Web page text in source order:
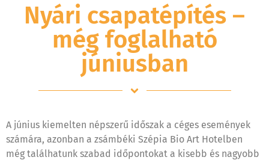
Nyári csapatépítés –
még foglalható
júniusban
A június kiemelten népszerű időszak a céges események
számára, azonban a zsámbéki Szépia Bio Art Hotelben
még találhatunk szabad időpontokat a kisebb és nagyobb